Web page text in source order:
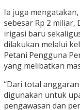
Ia juga
sebesar Rp 2 miliar,
irigasi baru
dilakukan melalui
Petani Pengguna
yang melibatkan
“Dari total
digunakan untuk
pengawasan dan